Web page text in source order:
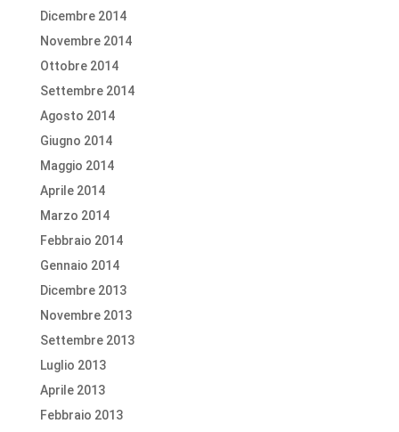
Dicembre 2014
Novembre 2014
Ottobre 2014
Settembre 2014
Agosto 2014
Giugno 2014
Maggio 2014
Aprile 2014
Marzo 2014
Febbraio 2014
Gennaio 2014
Dicembre 2013
Novembre 2013
Settembre 2013
Luglio 2013
Aprile 2013
Febbraio 2013